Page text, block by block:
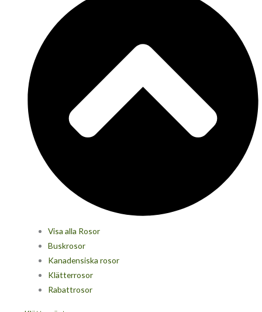
Visa alla Rosor
Buskrosor
Kanadensiska rosor
Klätterrosor
Rabattrosor